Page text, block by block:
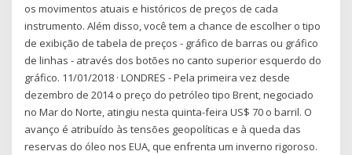
os movimentos atuais e históricos de preços de cada
instrumento. Além disso, você tem a chance de escolher o tipo
de exibição de tabela de preços - gráfico de barras ou gráfico
de linhas - através dos botões no canto superior esquerdo do
gráfico. 11/01/2018 · LONDRES - Pela primeira vez desde
dezembro de 2014 o preço do petróleo tipo Brent, negociado
no Mar do Norte, atingiu nesta quinta-feira US$ 70 o barril. O
avanço é atribuído às tensões geopolíticas e à queda das
reservas do óleo nos EUA, que enfrenta um inverno rigoroso.